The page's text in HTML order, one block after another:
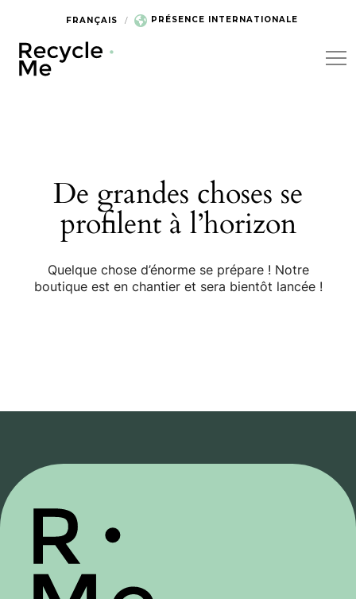
FRANÇAIS PRÉSENCE INTERNATIONALE
De grandes choses se
profilent à l’horizon
Quelque chose d’énorme se prépare ! Notre
boutique est en chantier et sera bientôt lancée !